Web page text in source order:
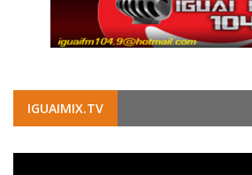
IGUAIMIX.TV